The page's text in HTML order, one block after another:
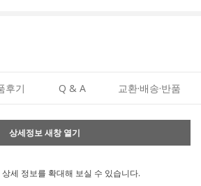
후기 Q & A 교환·배송·반품
상세정보 새창 열기
상세 정보를 확대해 보실 수 있습니다.